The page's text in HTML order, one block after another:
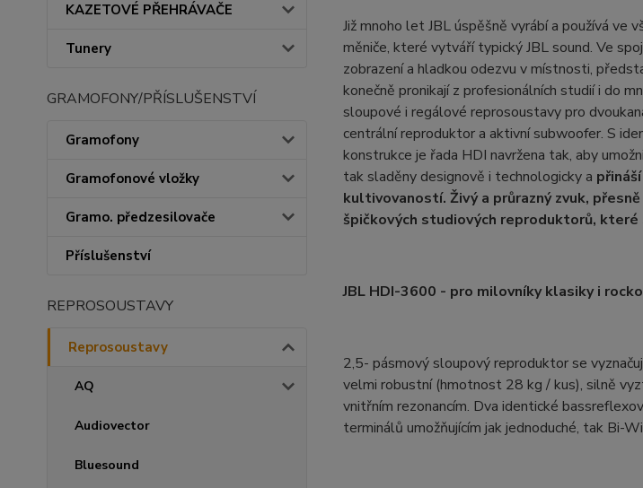
KAZETOVÉ PŘEHRÁVAČE
Tunery
GRAMOFONY/PŘÍSLUŠENSTVÍ
Gramofony
Gramofonové vložky
Gramo. předzesilovače
Příslušenství
REPROSOUSTAVY
Reprosoustavy
AQ
Audiovector
Bluesound
Již mnoho let JBL úspěšně vyrábí a používá ve
měniče, které vytváří typický JBL sound. Ve
zobrazení a hladkou odezvu v místnosti,
konečně pronikají z profesionálních studií i do
sloupové i regálové reprosoustavy pro
centrální reproduktor a aktivní subwoofer. S
konstrukce je řada HDI navržena tak, aby
tak sladěny designově i technologicky a
kultivovaností. Živý a průrazný zvuk,
špičkových studiových reproduktorů,
JBL HDI-3600 - pro milovníky klasiky i
2,5- pásmový sloupový reproduktor se
velmi robustní (hmotnost 28 kg / kus), silně
vnitřním rezonancím. Dva identické
terminálů umožňujícím jak jednoduché, tak Bi-